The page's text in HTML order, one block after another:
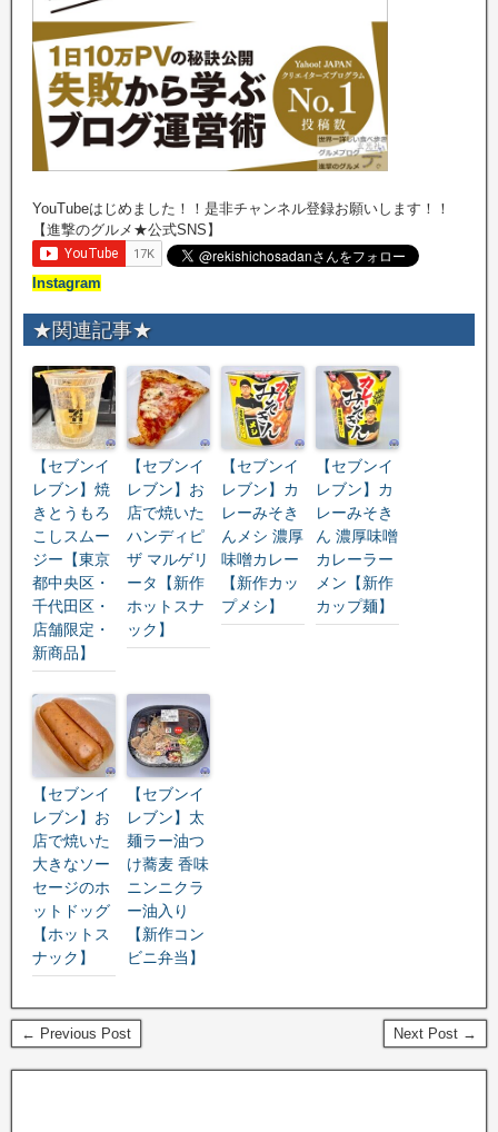
YouTubeはじめました！！是非チャンネル登録お願いします！！
【進撃のグルメ★公式SNS】
Instagram
★関連記事★
【セブンイ
レブン】焼
きとうもろ
こしスムー
ジー【東京
都中央区・
千代田区・
店舗限定・
新商品】
【セブンイ
レブン】お
店で焼いた
ハンディピ
ザ マルゲリ
ータ【新作
ホットスナ
ック】
【セブンイ
レブン】カ
レーみそき
んメシ 濃厚
味噌カレー
【新作カッ
プメシ】
【セブンイ
レブン】カ
レーみそき
ん 濃厚味噌
カレーラー
メン【新作
カップ麺】
【セブンイ
レブン】お
店で焼いた
大きなソー
セージのホ
ットドッグ
【ホットス
ナック】
【セブンイ
レブン】太
麺ラー油つ
け蕎麦 香味
ニンニクラ
ー油入り
【新作コン
ビニ弁当】
← Previous Post Next Post →